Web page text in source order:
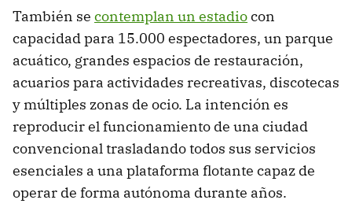
También se contemplan un estadiocon
capacidad para 15.000 espectadores, un parque
acuático, grandes espacios de restauración,
acuarios para actividades recreativas, discotecas
y múltiples zonas de ocio. La intención es
reproducir el funcionamiento de una ciudad
convencional trasladando todos sus servicios
esenciales a una plataforma flotante capaz de
operar de forma autónoma durante años.